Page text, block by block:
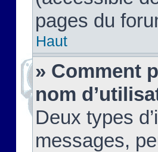
pages du
Haut
» Comment
nom
Deux types
messages,